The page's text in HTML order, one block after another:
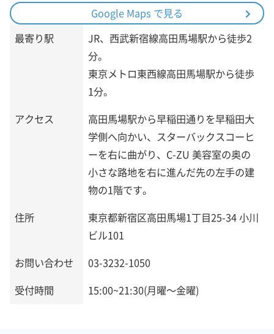
Google Maps で見る
最寄り駅
JR、西武新宿線高田馬場駅から徒歩2
分。
東京メトロ東西線高田馬場駅から徒歩
1分。
アクセス
高田馬場駅から早稲田通りを早稲田大
学側へ向かい、スターバックスコーヒ
ーを右に曲がり、C-ZU 美容室の奥の
小さな路地を右に進んだ先の左手の建
物の1階です。
住所
東京都新宿区高田馬場1丁目25-34 小川
ビル101
お問い合わせ
03-3232-1050
受付時間
15:00~21:30(月曜～金曜)